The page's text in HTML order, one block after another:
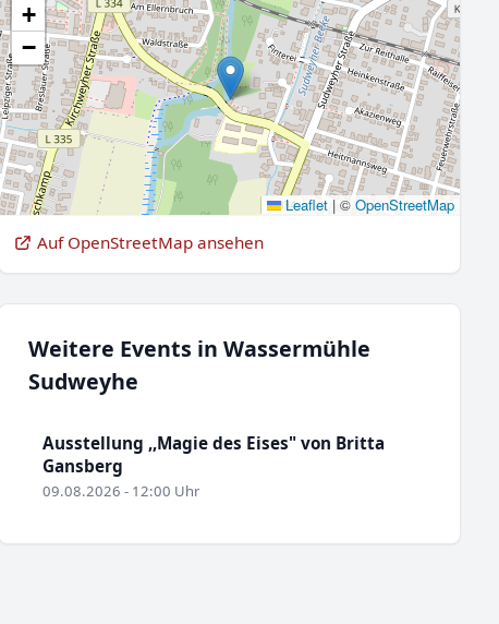
+
−
Leaflet |© OpenStreetMap
Auf OpenStreetMap ansehen
Weitere Events in Wassermühle
Sudweyhe
Ausstellung ,,Magie des Eises" von Britta
Gansberg
09.08.2026 - 12:00 Uhr